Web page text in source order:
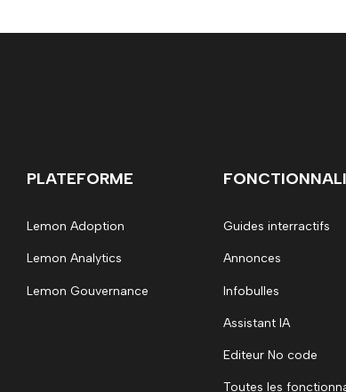
PLATEFORME
Lemon Adoption
Lemon Analytics
Lemon Gouvernance
Guides interractifs
Annonces
Infobulles
Assistant IA
Editeur No code
Toutes les